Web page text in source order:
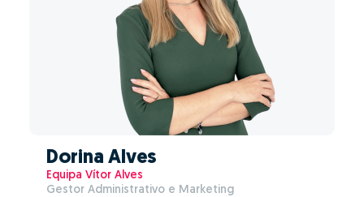
Dorina Alves
Equipa Vítor Alves
Gestor Administrativo e Marketing